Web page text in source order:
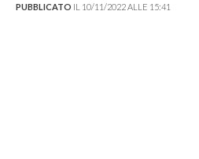
PUBBLICATO IL 10/11/2022 ALLE 15:41